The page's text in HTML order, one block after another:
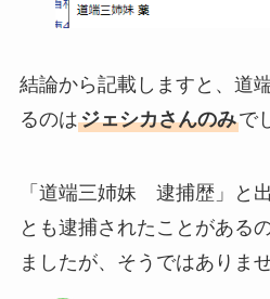
結論から記載しますと、道
るのはジェシカさんのみで
「道端三姉妹 逮捕歴」と
とも逮捕されたことがある
ましたが、そうではありま